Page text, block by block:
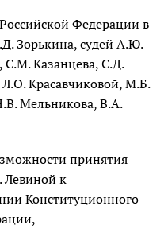
Федерации в
Зорькина, судей А.Ю.
Казанцева, С.Д.
Красавчиковой, М.Б.
Мельникова, В.А.
принятия
Левиной к
Конституционного